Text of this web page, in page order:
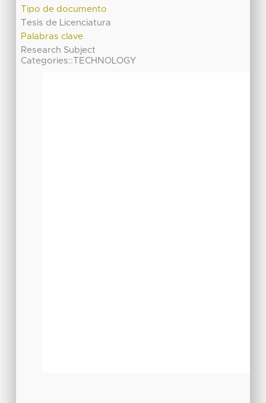
Tipo de documento
Tesis de Licenciatura
Palabras clave
Research Subject
Categories::TECHNOLOGY